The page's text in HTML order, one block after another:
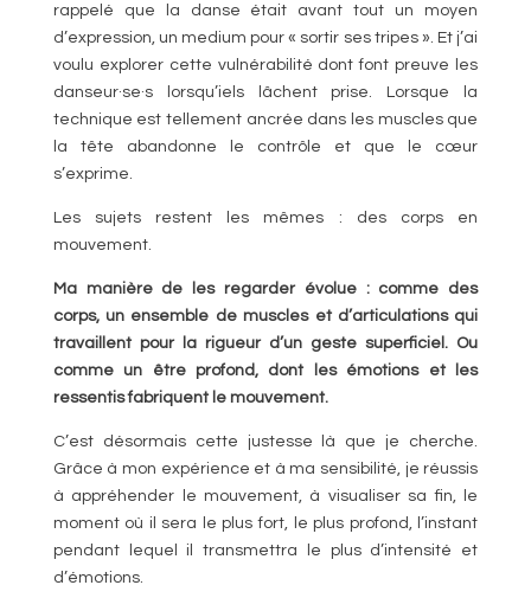
rappelé que la danse était avant tout un moyen
d’expression, un medium pour « sortir ses tripes ». Et j’ai
voulu explorer cette vulnérabilité dont font preuve les
danseur·se·s lorsqu’iels lâchent prise. Lorsque la
technique est tellement ancrée dans les muscles que
la tête abandonne le contrôle et que le cœur
s’exprime.
Les sujets restent les mêmes : des corps en
mouvement.
Ma manière de les regarder évolue : comme des
corps, un ensemble de muscles et d’articulations qui
travaillent pour la rigueur d’un geste superficiel. Ou
comme un être profond, dont les émotions et les
ressentis fabriquent le mouvement.
C’est désormais cette justesse là que je cherche.
Grâce à mon expérience et à ma sensibilité, je réussis
à appréhender le mouvement, à visualiser sa fin, le
moment où il sera le plus fort, le plus profond, l’instant
pendant lequel il transmettra le plus d’intensité et
d’émotions.